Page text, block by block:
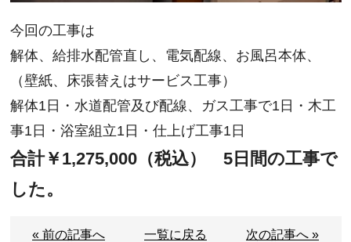
今回の工事は
解体、給排水配管直し、電気配線、お風呂本体、
（壁紙、床張替えはサービス工事）
解体1日・水道配管及び配線、ガス工事で1日・木工
事1日・浴室組立1日・仕上げ工事1日
合計￥1,275,000（税込） 5日間の工事で
した。
« 前の記事へ 一覧に戻る 次の記事へ »